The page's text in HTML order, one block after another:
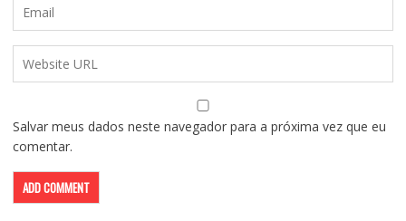
Salvar meus dados neste navegador para a próxima vez que eu
comentar.